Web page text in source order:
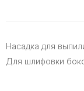
Насадка для
Для шлифовки